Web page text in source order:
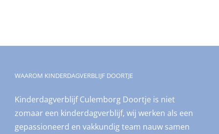
WAAROM KINDERDAGVERBLIJF DOORTJE
Kinderdagverblijf Culemborg Doortje is niet
zomaar een kinderdagverblijf, wij werken als een
gepassioneerd en vakkundig team nauw samen